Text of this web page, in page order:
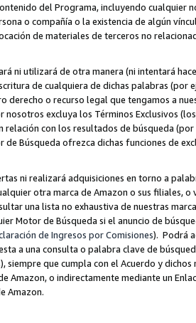
del Programa, incluyendo cualquier
o compañía o la existencia de algún
de materiales de terceros no
ni utilizará de otra manera (ni intentará
de cualquiera de dichas palabras (por
derecho o recurso legal que tengamos a
nosotros excluya los Términos Exclusivos
relación con los resultados de búsqueda
de Búsqueda ofrezca dichas funciones de
ni realizará adquisiciones en torno a
otra marca de Amazon o sus filiales,
una lista no exhaustiva de nuestras
Motor de Búsqueda si el anuncio de
de Ingresos por Comisiones). Podrá
a una consulta o palabra clave de
siempre que cumpla con el Acuerdo y
Amazon, o indirectamente mediante un
Amazon.